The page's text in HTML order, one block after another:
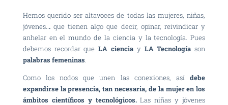
Hemos querido ser altavoces de todas las mujeres, niñas,
jóvenes...que tienen algo que decir, opinar, reivindicar y
anhelar en el mundo de la ciencia y la tecnología. Pues
debemos recordar queLA ciencia y LA Tecnología son
palabras femeninas.
Como los nodos que unen las conexiones, asídebe
expandirse la presencia, tan necesaria, de la mujer en los
ámbitos científicos y tecnológicos.Las niñas y jóvenes